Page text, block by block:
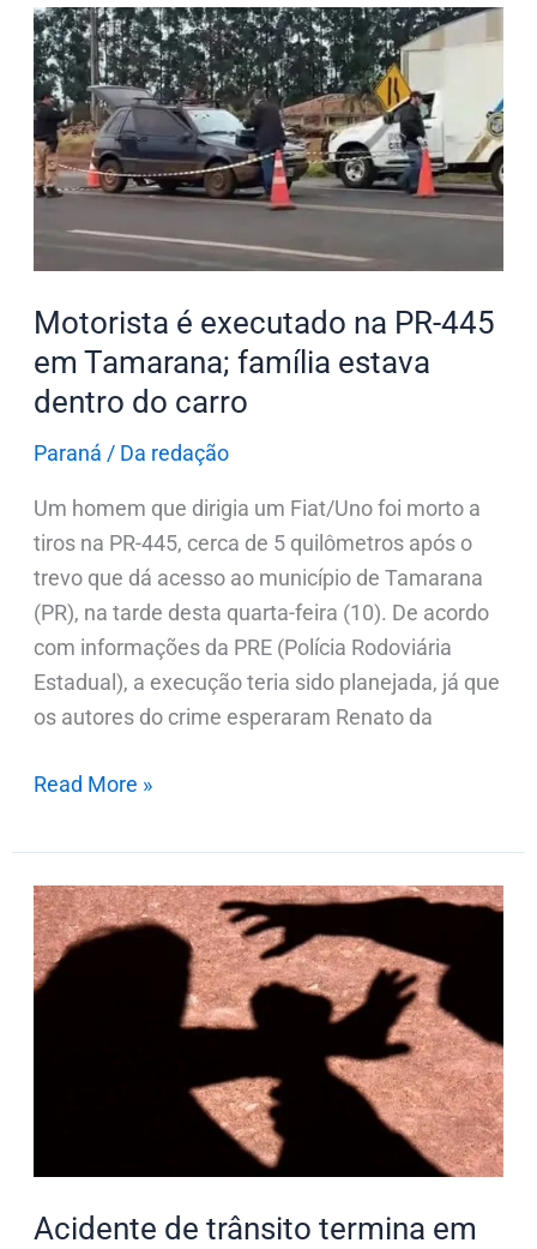
Motorista é executado na PR-445
em Tamarana; família estava
dentro do carro
Paraná / Da redação
Um homem que dirigia um Fiat/Uno foi morto a
tiros na PR-445, cerca de 5 quilômetros após o
trevo que dá acesso ao município de Tamarana
(PR), na tarde desta quarta-feira (10). De acordo
com informações da PRE (Polícia Rodoviária
Estadual), a execução teria sido planejada, já que
os autores do crime esperaram Renato da
Motorista
é
executado
na
PR-
445
Tamarana;
estava
dentro
do
carro
Read More »
Acidente de trânsito termina em
Acidente
de
trânsito
entre
motoristas